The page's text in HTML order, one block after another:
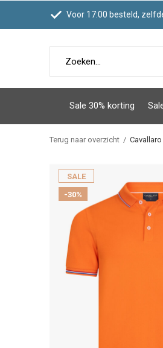
Sale 30% korting
Voor 17:00 besteld, zelfde
Terug naar overzicht
SALE
-30%